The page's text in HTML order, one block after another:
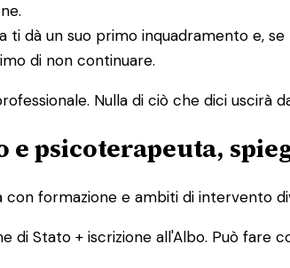
ti dà un suo primo inquadramento e,
di non continuare.
Nulla di ciò che dici uscirà
psicoterapeuta,
formazione e ambiti di intervento
di Stato + iscrizione all'Albo. Può fare